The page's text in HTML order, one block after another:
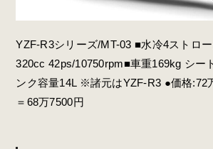
YZF-R3シリーズ/MT-03 ■水冷4ストロ
320cc 42ps/10750rpm■車重169kg シー
ンク容量14L ※諸元はYZF-R3 ●価格:72
＝68万7500円